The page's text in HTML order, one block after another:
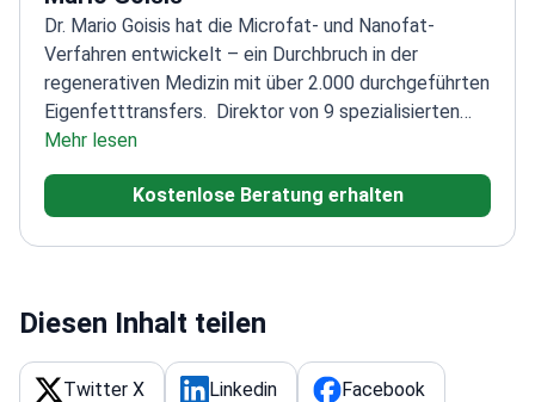
Dr. Mario Goisis hat die Microfat- und Nanofat-
Verfahren entwickelt – ein Durchbruch in der
regenerativen Medizin mit über 2.000 durchgeführten
Eigenfetttransfers. Direktor von 9 spezialisierten
Microfat-Klinikzentren
Aesthetic Treatments“Ausgebildet in Top-
Krankenhäusern in Großbritannien, den USA und
ästhetische EingriffeISO-zertifizierte Techniken für
Mehr lesen
Kostenlose Beratung erhalten
Diesen Inhalt teilen
Twitter X Linkedin Facebook